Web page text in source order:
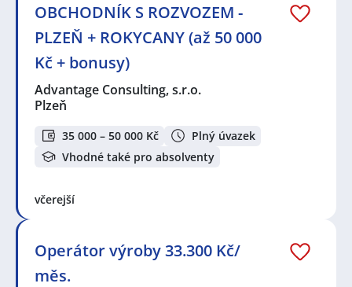
OBCHODNÍK S ROZVOZEM -
PLZEŇ + ROKYCANY (až 50 000
Kč + bonusy)
Advantage Consulting, s.r.o.
Plzeň
35 000 – 50 000 Kč
Plný úvazek
Vhodné také pro absolventy
včerejší
Operátor výroby 33.300 Kč/
měs.